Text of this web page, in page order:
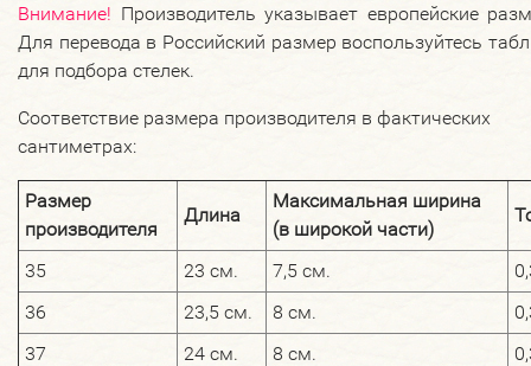
Внимание! Производитель указывает европейские
Для перевода в Российский размер воспользуйтесь
для подбора стелек.
Соответствие размера производителя в фактических
сантиметрах:
Размер
производителя
Длина
Максимальная ширина
(в широкой части)
35 23 см. 7,5 см.
36
23,5 см. 8 см.
37
24 см. 8 см.